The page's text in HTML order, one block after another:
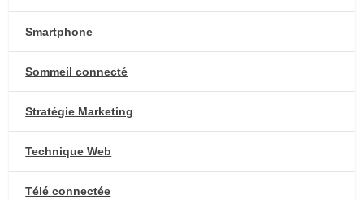
Smartphone
Sommeil connecté
Stratégie Marketing
Technique Web
Télé connectée